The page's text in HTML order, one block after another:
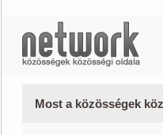
Most a közösségek